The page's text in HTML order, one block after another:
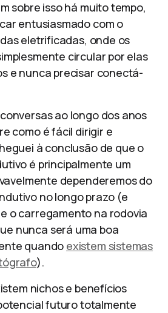
sobre isso há muito tempo,
entusiasmado com o
eletrificadas, onde os
circular por elas
e nunca precisar conectá-
ao longo dos anos
como é fácil dirigir e
à conclusão de que o
é principalmente um
dependeremos do
no longo prazo (e
o carregamento na rodovia
nunca será uma boa
quando existem sistemas
).
nichos e benefícios
futuro totalmente